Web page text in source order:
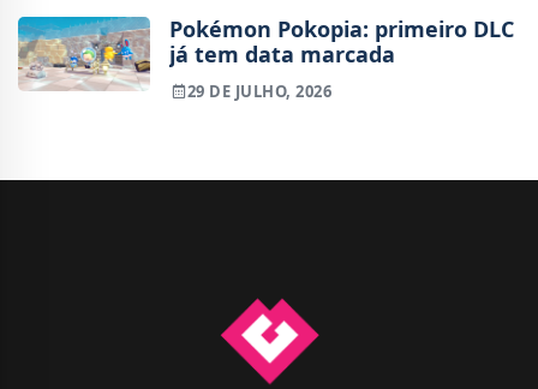
Pokémon Pokopia: primeiro DLC
já tem data marcada
29 DE JULHO, 2026